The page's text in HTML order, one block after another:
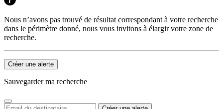
Nous n’avons pas trouvé de résultat correspondant à votre recherche
dans le périmètre donné, nous vous invitons à élargir votre zone de
recherche.
Créer une alerte
Sauvegarder ma recherche